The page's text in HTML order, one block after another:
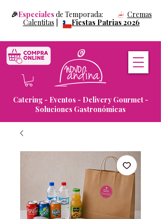
Catering - Eventos - Delivery Gourmet -
Soluciones Gastronómicas
🎉Especiales de Temporada: Cremas
Calentitas
Fiestas Patrias 2026